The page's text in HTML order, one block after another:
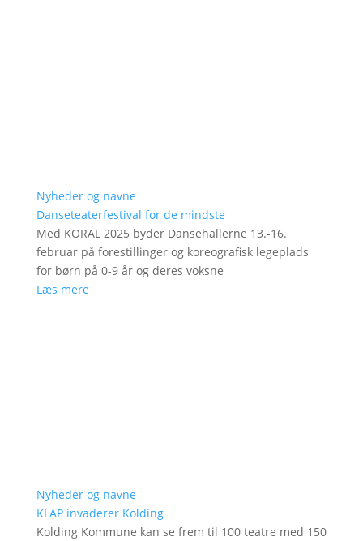
Nyheder og navne
Danseteaterfestival for de mindste
Med KORAL 2025 byder Dansehallerne 13.-16.
februar på forestillinger og koreografisk legeplads
for børn på 0-9 år og deres voksne
Læs mere
Nyheder og navne
KLAP invaderer Kolding
Kolding Kommune kan se frem til 100 teatre med 150